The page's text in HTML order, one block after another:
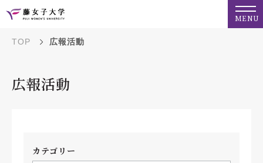
MENU
TOP 広報活動
広報活動
カテゴリー